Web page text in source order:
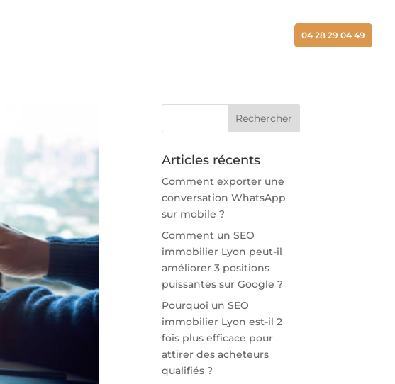
04 28 29 04 49
Articles récents
Comment exporter une
conversation WhatsApp
sur mobile ?
Comment un SEO
immobilier Lyon peut-il
améliorer 3 positions
puissantes sur Google ?
Pourquoi un SEO
immobilier Lyon est-il 2
fois plus efficace pour
attirer des acheteurs
qualifiés ?